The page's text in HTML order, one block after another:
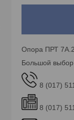
Опора ПРТ
Большой выбор
8 (017)
8 (017)